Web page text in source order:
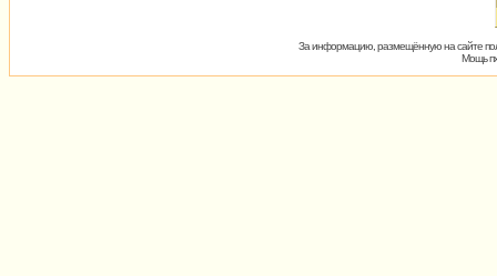
За информацию, размещённую на сайте
Мощь